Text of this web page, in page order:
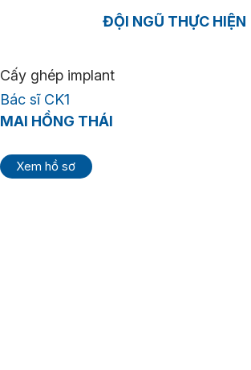
ĐỘI NGŨ THỰC HIỆN
Cấy ghép implant
Bác sĩ CK1
MAI HỒNG THÁI
Xem hồ sơ